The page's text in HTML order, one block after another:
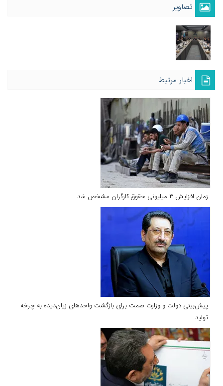
تصاویر
اخبار مرتبط
زمان افزایش ۳ میلیونی حقوق کارگران مشخص شد
پیش‌بینی دولت و وزارت صمت برای بازگشت واحدهای زیان‌دیده به چرخه
تولید